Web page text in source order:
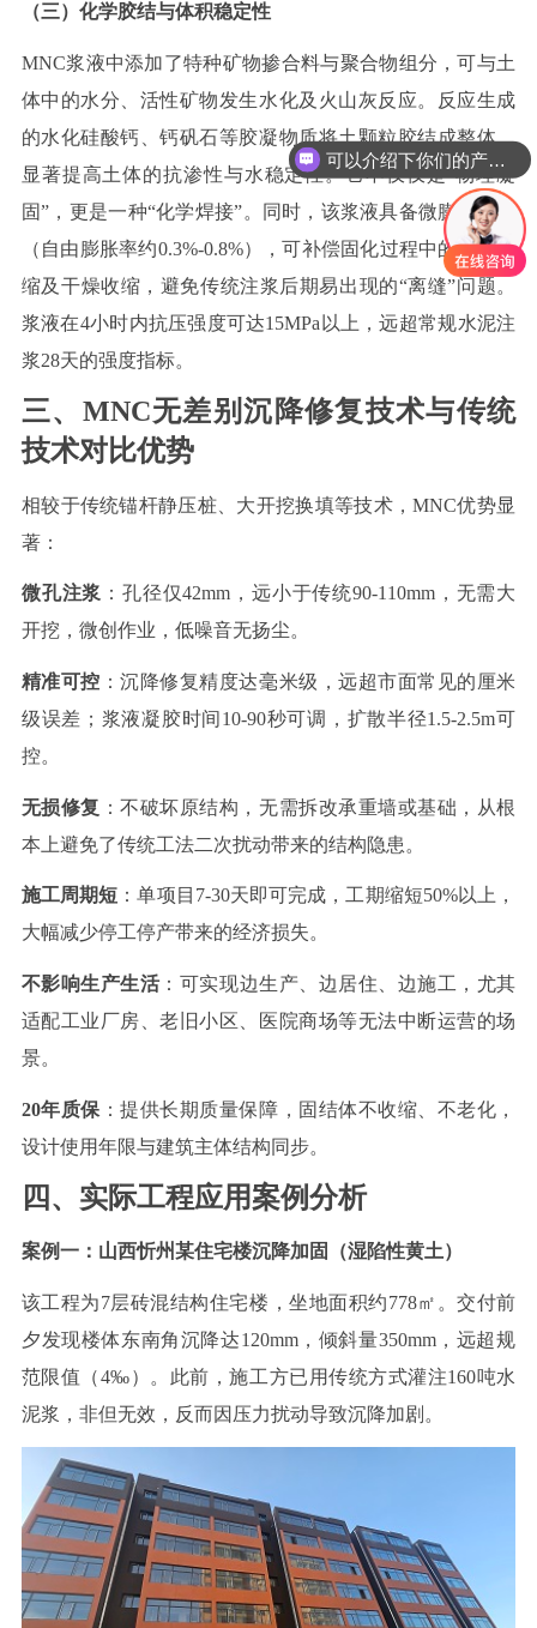
（三） 化学胶结与体积稳定性
MNC浆液中添加了特种矿物掺合料与聚合物组分，可与土
体中的水分、活性矿物发生水化及火山灰反应。反应生成
的水化硅酸钙、钙矾石等胶凝物质将土颗粒胶结成整体，
显著提高土体的抗渗性与水稳定性。它不仅仅是“物理凝
固”，更是一种“化学焊接”。同时，该浆液具备微膨胀特性
（自由膨胀率约0.3%-0.8%），可补偿固化过程中的化学收
缩及干燥收缩，避免传统注浆后期易出现的“离缝”问题。
浆液在4小时内抗压强度可达15MPa 以上，远超常规水泥注
浆28天的强度指标。
三、 MNC无差别沉降修复技术与传统
技术对比优势
相较于传统锚杆静压桩、大开挖换填等技术，MNC优势显
著：
微孔注浆 ：孔径仅42mm ，远小于传统90-110mm，无需大
开挖，微创作业，低噪音无扬尘。
精准可控 ：沉降修复精度达毫米级，远超市面常见的厘米
级误差；浆液凝胶时间 10-90秒可调，扩散半径1.5-2.5m可
控。
无损修复 ：不破坏原结构，无需拆改承重墙或基础，从根
本上避免了传统工法二次扰动带来的结构隐患。
施工周期短 ：单项目 7-30天即可完成，工期缩短50%以上，
大幅减少停工停产带来的经济损失。
不影响生产生活：可实现边生产、边居住、边施工，尤其
适配工业厂房、老旧小区、医院商场等无法中断运营的场
景。
20年质保 ：提供长期质量保障，固结体不收缩、不老化，
设计使用年限与建筑主体结构同步。
四、 实际工程应用案例分析
案例一：山西忻州某住宅楼沉降加固（湿陷性黄土）
该工程为7层砖混结构住宅楼，坐地面积约778㎡。交付前
夕发现楼体东南角沉降达1 20mm，倾斜量350mm，远超规
范限值（4‰）。此前，施工方已 用传统方式灌注160吨水
泥浆，非但无效，反而因压力扰动导致沉降加剧。
可以介绍下你们的产品么